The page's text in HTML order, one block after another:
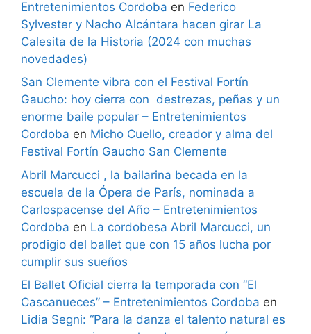
Entretenimientos Cordoba en Federico
Sylvester y Nacho Alcántara hacen girar La
Calesita de la Historia (2024 con muchas
novedades)
San Clemente vibra con el Festival Fortín
Gaucho: hoy cierra con destrezas, peñas y un
enorme baile popular – Entretenimientos
Cordoba en Micho Cuello, creador y alma del
Festival Fortín Gaucho San Clemente
Abril Marcucci , la bailarina becada en la
escuela de la Ópera de París, nominada a
Carlospacense del Año – Entretenimientos
Cordoba en La cordobesa Abril Marcucci, un
prodigio del ballet que con 15 años lucha por
cumplir sus sueños
El Ballet Oficial cierra la temporada con “El
Cascanueces” – Entretenimientos Cordoba en
Lidia Segni: “Para la danza el talento natural es